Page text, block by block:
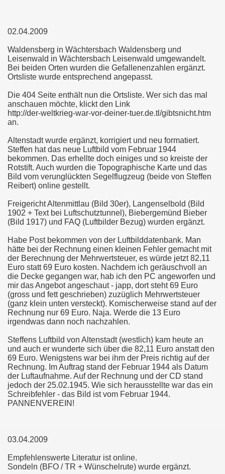
02.04.2009
Waldensberg in Wächtersbach Waldensberg und
Leisenwald in Wächtersbach Leisenwald umgewandelt.
Bei beiden Orten wurden die Gefallenenzahlen ergänzt.
Ortsliste wurde entsprechend angepasst.
Die 404 Seite enthält nun die Ortsliste. Wer sich das mal
anschauen möchte, klickt den Link
http://der-weltkrieg-war-vor-deiner-tuer.de.tl/gibtsnicht.htm
an.
Altenstadt wurde ergänzt, korrigiert und neu formatiert.
Steffen hat das neue Luftbild vom Februar 1944
bekommen. Das erhellte doch einiges und so kreiste der
Rotstift. Auch wurden die Topographische Karte und das
Bild vom verunglückten Segelflugzeug (beide von Steffen
Reibert) online gestellt.
Freigericht Altenmittlau (Bild 30er), Langenselbold (Bild
1902 + Text bei Luftschutztunnel), Biebergemünd Bieber
(Bild 1917) und FAQ (Luftbilder Bezug) wurden ergänzt.
Habe Post bekommen von der Luftbilddatenbank. Man
hätte bei der Rechnung einen kleinen Fehler gemacht mit
der Berechnung der Mehrwertsteuer, es würde jetzt 82,11
Euro statt 69 Euro kosten. Nachdem ich geräuschvoll an
die Decke gegangen war, hab ich den PC angeworfen und
mir das Angebot angeschaut - japp, dort steht 69 Euro
(gross und fett geschrieben) zuzüglich Mehrwertsteuer
(ganz klein unten versteckt). Komischerweise stand auf der
Rechnung nur 69 Euro. Naja. Werde die 13 Euro
irgendwas dann noch nachzahlen.
Steffens Luftbild von Altenstadt (westlich) kam heute an
und auch er wunderte sich über die 82,11 Euro anstatt den
69 Euro. Wenigstens war bei ihm der Preis richtig auf der
Rechnung. Im Auftrag stand der Februar 1944 als Datum
der Luftaufnahme. Auf der Rechnung und der CD stand
jedoch der 25.02.1945. Wie sich herausstellte war das ein
Schreibfehler - das Bild ist vom Februar 1944.
PANNENVEREIN!
03.04.2009
Empfehlenswerte Literatur ist online.
Sondeln (BFO / TR + Wünschelrute) wurde ergänzt.